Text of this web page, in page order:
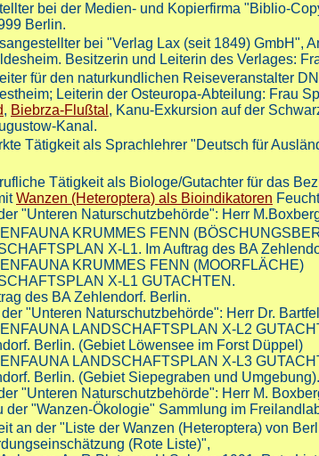
bei der Medien- und Kopierfirma "Biblio-
Berlin.
bei "Verlag Lax (seit 1849) GmbH",
Besitzerin und Leiterin des Verlages:
für den naturkundlichen Reiseveranstalter
Leiterin der Osteuropa-Abteilung: Frau
, Biebrza-Flußtal , Kanu-Exkursion auf der
Kanal.
Tätigkeit als Sprachlehrer "Deutsch für
Tätigkeit als Biologe/Gutachter für das
Wanzen (Heteroptera) als Bioindikatoren
"Unteren Naturschutzbehörde": Herr
KRUMMES FENN
X-L1. Im Auftrag des BA
KRUMMES FENN (MOORFLÄCHE)
X-L1 GUTACHTEN.
des BA Zehlendorf. Berlin.
"Unteren Naturschutzbehörde": Herr Dr.
LANDSCHAFTSPLAN X-L2
Berlin. (Gebiet Löwensee im Forst Düppel)
LANDSCHAFTSPLAN X-L3
Berlin. (Gebiet Siepegraben und Umgebung).
"Unteren Naturschutzbehörde": Herr M.
der "Wanzen-Ökologie" Sammlung im
an der "Liste der Wanzen (Heteroptera) von
(Rote Liste)",